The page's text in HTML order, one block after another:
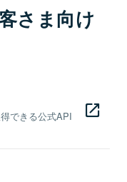
さま向け
できる公式API